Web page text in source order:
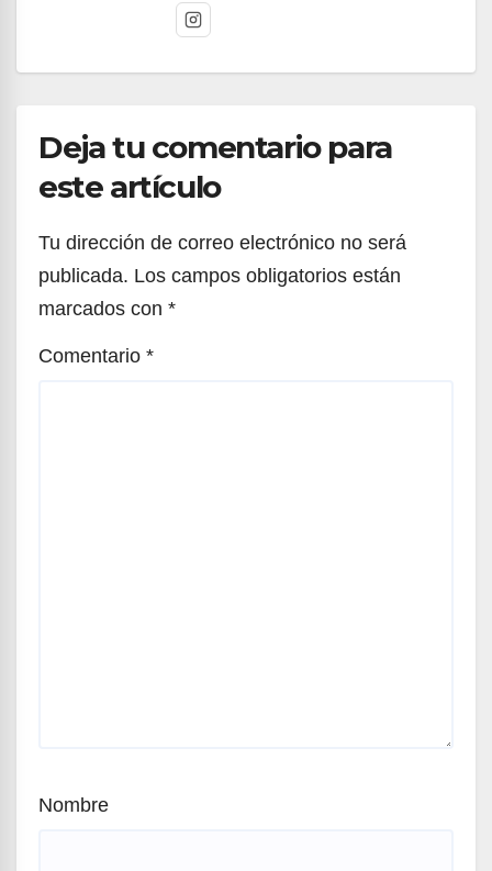
Deja tu comentario para
este artículo
Tu dirección de correo electrónico no será
publicada. Los campos obligatorios están
marcados con *
Comentario *
Nombre